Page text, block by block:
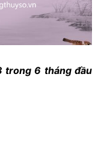
6 tháng đầu